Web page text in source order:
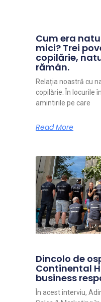
Cum era
mici? Trei
copilărie,
rămân.
Relația noastră cu
copilărie. În locurile
amintirile pe care
Read More
Dincolo de
Continental
business
În acest interviu,